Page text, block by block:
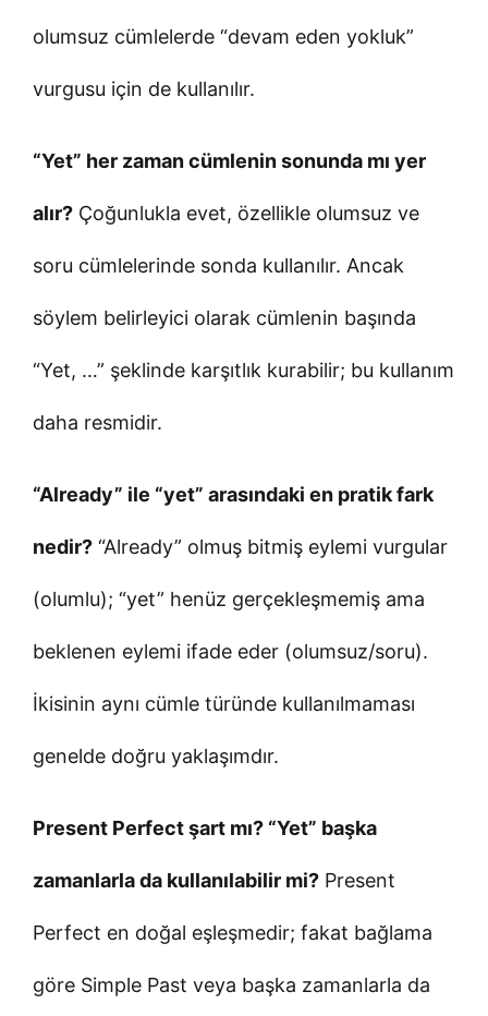
olumsuz cümlelerde “devam eden yokluk”
vurgusu için de kullanılır.
“Yet” her zaman cümlenin sonunda mı yer
alır? Çoğunlukla evet, özellikle olumsuz ve
soru cümlelerinde sonda kullanılır. Ancak
söylem belirleyici olarak cümlenin başında
“Yet, …” şeklinde karşıtlık kurabilir; bu kullanım
daha resmidir.
“Already” ile “yet” arasındaki en pratik fark
nedir? “Already” olmuş bitmiş eylemi vurgular
(olumlu); “yet” henüz gerçekleşmemiş ama
beklenen eylemi ifade eder (olumsuz/soru).
İkisinin aynı cümle türünde kullanılmaması
genelde doğru yaklaşımdır.
Present Perfect şart mı? “Yet” başka
zamanlarla da kullanılabilir mi? Present
Perfect en doğal eşleşmedir; fakat bağlama
göre Simple Past veya başka zamanlarla da